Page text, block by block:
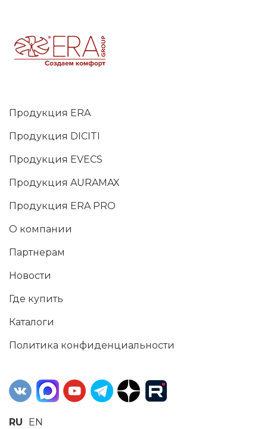
Продукция ERA
Продукция DICITI
Продукция EVECS
Продукция AURAMAX
Продукция ERA PRO
О компании
Партнерам
Новости
Где купить
Каталоги
Политика конфиденциальности
RU EN